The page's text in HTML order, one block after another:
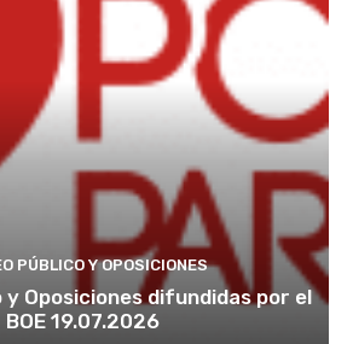
PÚBLICO Y OPOSICIONES
y Oposiciones difundidas por el
BOE 19.07.2026